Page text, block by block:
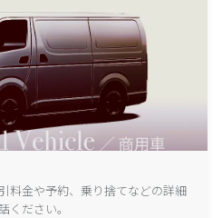
料金や予約、乗り捨てなどの詳細
ください。